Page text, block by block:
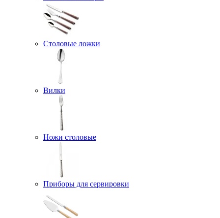
Столовые ложки
Вилки
Ножи столовые
Приборы для сервировки